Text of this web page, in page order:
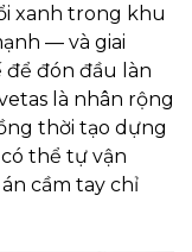
xanh trong khu
— và giai
để đón đầu làn
là nhân rộng
thời tạo dựng
thể tự vận
cầm tay chỉ